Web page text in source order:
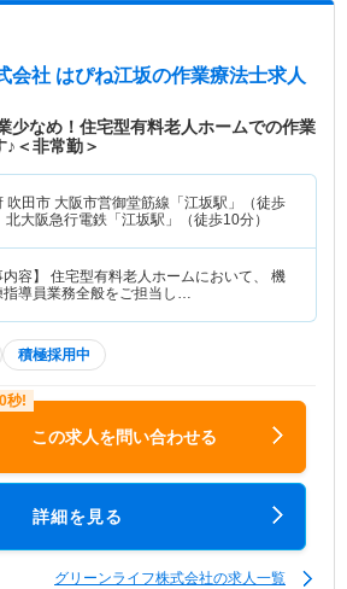
会社 はぴね江坂の作業療法士求人
少なめ！住宅型有料老人ホームでの作業
＜非常勤＞
吹田市 大阪市営御堂筋線「江坂駅」（徒歩
北大阪急行電鉄「江坂駅」（徒歩10分）
内容】 住宅型有料老人ホームにおいて、 機
導員業務全般をご担当し…
積極採用中
この求人を問い合わせる
詳細を見る
グリーンライフ株式会社の求人一覧